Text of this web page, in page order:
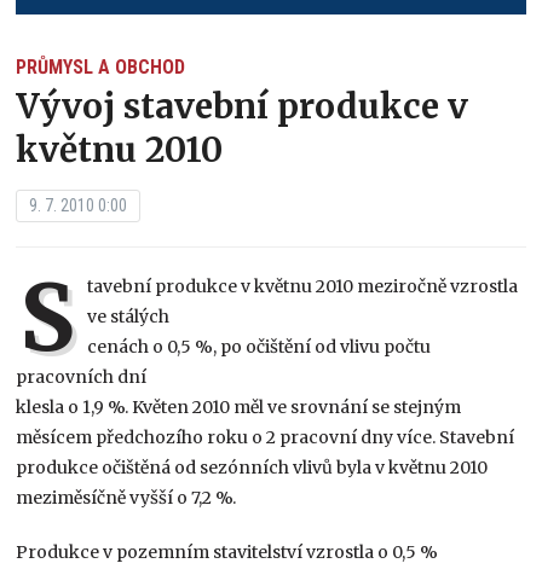
PRŮMYSL A OBCHOD
Vývoj stavební produkce v
květnu 2010
9. 7. 2010 0:00
S tavební produkce v květnu 2010 meziročně vzrostla
ve stálých
cenách o 0,5 %, po očištění od vlivu počtu
pracovních dní
klesla o 1,9 %. Květen 2010 měl ve srovnání se stejným
měsícem předchozího roku o 2 pracovní dny více. Stavební
produkce očištěná od sezónních vlivů byla v květnu 2010
meziměsíčně vyšší o 7,2 %.
Produkce v pozemním stavitelství vzrostla o 0,5 %